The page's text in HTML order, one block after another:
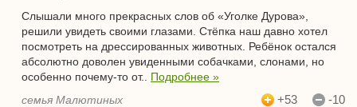
Слышали много прекрасных слов об «Уголке Дурова»,
решили увидеть своими глазами. Стёпка наш давно хотел
посмотреть на дрессированных животных. Ребёнок остался
абсолютно доволен увиденными собачками, слонами, но
особенно почему-то от.. Подробнее »
семья Малютиных
+53 -10